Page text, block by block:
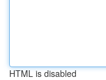
HTML is disabled